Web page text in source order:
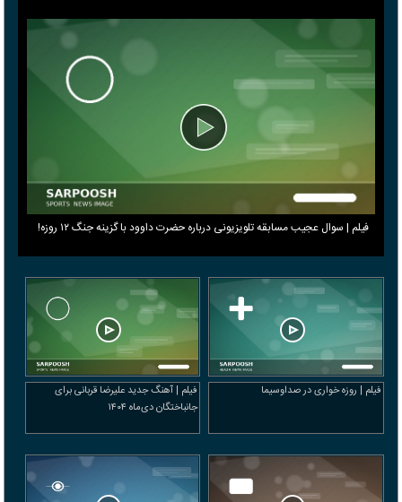
فیلم | سوال عجیب مسابقه تلویزیونی درباره حضرت داوود با گزینه جنگ ۱۲ روزه!
فیلم | روزه خواری در صداوسیما
فیلم | آهنگ جدید علیرضا قربانی برای
جانباختگان دی‌ماه ۱۴۰۴